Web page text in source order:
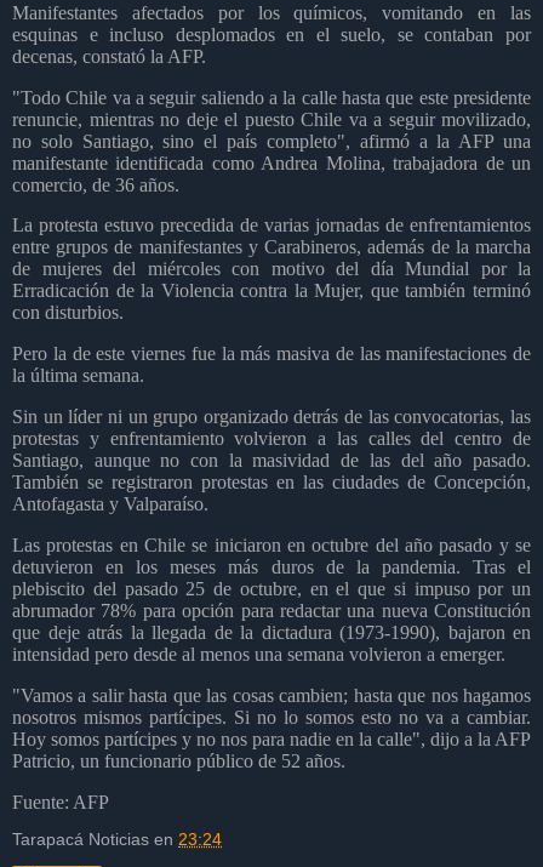
Manifestantes afectados por los químicos, vomitando en las
esquinas e incluso desplomados en el suelo, se contaban por
decenas, constató la AFP.
"Todo Chile va a seguir saliendo a la calle hasta que este presidente
renuncie, mientras no deje el puesto Chile va a seguir movilizado,
no solo Santiago, sino el país completo", afirmó a la AFP una
manifestante identificada como Andrea Molina, trabajadora de un
comercio, de 36 años.
La protesta estuvo precedida de varias jornadas de enfrentamientos
entre grupos de manifestantes y Carabineros, además de la marcha
de mujeres del miércoles con motivo del día Mundial por la
Erradicación de la Violencia contra la Mujer, que también terminó
con disturbios.
Pero la de este viernes fue la más masiva de las manifestaciones de
la última semana.
Sin un líder ni un grupo organizado detrás de las convocatorias, las
protestas y enfrentamiento volvieron a las calles del centro de
Santiago, aunque no con la masividad de las del año pasado.
También se registraron protestas en las ciudades de Concepción,
Antofagasta y Valparaíso.
Las protestas en Chile se iniciaron en octubre del año pasado y se
detuvieron en los meses más duros de la pandemia. Tras el
plebiscito del pasado 25 de octubre, en el que si impuso por un
abrumador 78% para opción para redactar una nueva Constitución
que deje atrás la llegada de la dictadura (1973-1990), bajaron en
intensidad pero desde al menos una semana volvieron a emerger.
"Vamos a salir hasta que las cosas cambien; hasta que nos hagamos
nosotros mismos partícipes. Si no lo somos esto no va a cambiar.
Hoy somos partícipes y no nos para nadie en la calle", dijo a la AFP
Patricio, un funcionario público de 52 años.
Fuente: AFP
Tarapacá Noticias en 23:24